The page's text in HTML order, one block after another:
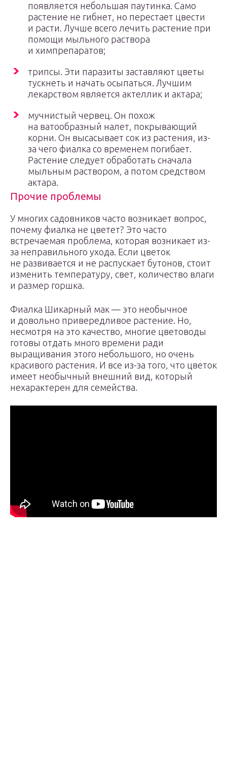
появляется небольшая паутинка. Само
растение не гибнет, но перестает цвести
и расти. Лучше всего лечить растение при
помощи мыльного раствора
и химпрепаратов;
трипсы. Эти паразиты заставляют цветы
тускнеть и начать осыпаться. Лучшим
лекарством является актеллик и актара;
мучнистый червец. Он похож
на ватообразный налет, покрывающий
корни. Он высасывает сок из растения, из-
за чего фиалка со временем погибает.
Растение следует обработать сначала
мыльным раствором, а потом средством
актара.
Прочие проблемы
У многих садовников часто возникает вопрос,
почему фиалка не цветет? Это часто
встречаемая проблема, которая возникает из-
за неправильного ухода. Если цветок
не развивается и не распускает бутонов, стоит
изменить температуру, свет, количество влаги
и размер горшка.
Фиалка Шикарный мак — это необычное
и довольно привередливое растение. Но,
несмотря на это качество, многие цветоводы
готовы отдать много времени ради
выращивания этого небольшого, но очень
красивого растения. И все из-за того, что цветок
имеет необычный внешний вид, который
нехарактерен для семейства.